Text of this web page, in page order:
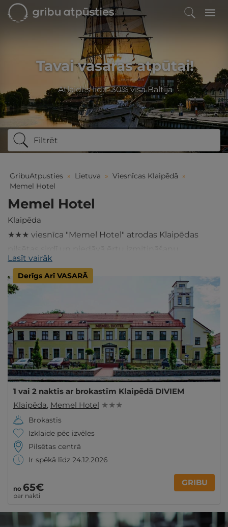
Tavai vasaras atpūtai!
Atlaides līdz -30% visā Baltijā
Filtrēt
GribuAtpusties » Lietuva » Viesnīcas Klaipēdā »
Memel Hotel
Memel Hotel
Klaipēda
★★★ viesnīca "Memel Hotel" atrodas Klaipēdas
modernos numuros un gardas brokastis.
Lasīt vairāk
Derīgs Arī VASARĀ
1 vai 2 naktis ar brokastīm Klaipēdā DIVIEM
Klaipēda, Memel Hotel ★ ★ ★
Brokastis
Izklaide pēc izvēles
Pilsētas centrā
Ir spēkā līdz 24.12.2026
no 65€
par nakti
GRIBU